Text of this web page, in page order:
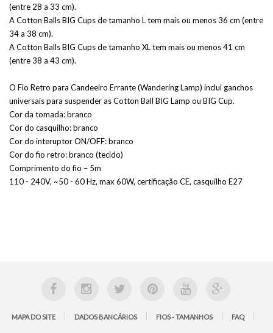
(entre 28 a 33 cm).
A Cotton Balls BIG Cups de tamanho L tem mais ou menos 36 cm (entre
34 a 38 cm).
A Cotton Balls BIG Cups de tamanho XL tem mais ou menos 41 cm
(entre 38 a 43 cm).
O Fio Retro para Candeeiro Errante (Wandering Lamp) inclui ganchos
universais para suspender as Cotton Ball BIG Lamp ou BIG Cup.
Cor da tomada: branco
Cor do casquilho: branco
Cor do interuptor ON/OFF: branco
Cor do fio retro: branco (tecido)
Comprimento do fio – 5m
110 - 240V, ~50 - 60 Hz, max 60W, certificação CE, casquilho E27
MAPA DO SITE DADOS BANCÁRIOS FIOS - TAMANHOS FAQ